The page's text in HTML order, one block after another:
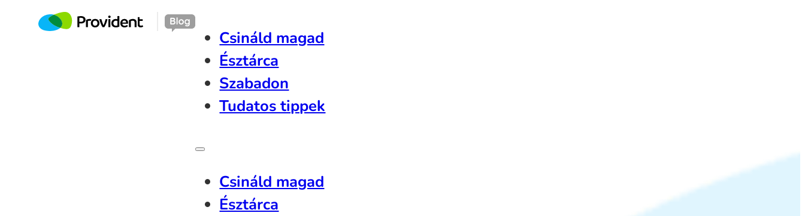
Csináld magad
Észtárca
Szabadon
Tudatos tippek
Csináld magad
Észtárca